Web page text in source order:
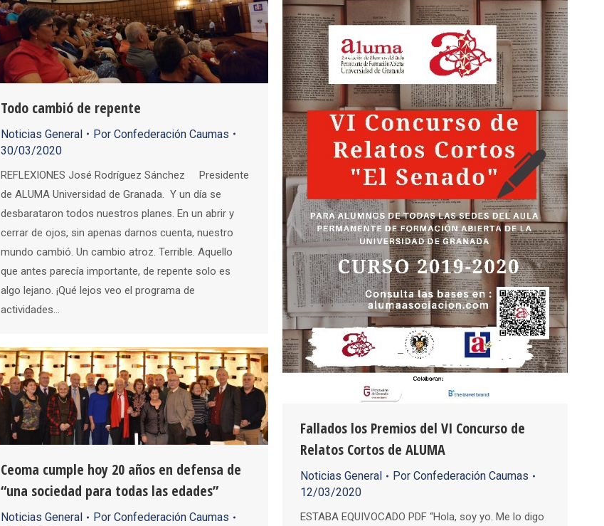
Todo cambió de repente
Noticias General Por Confederación Caumas
30/03/2020
REFLEXIONES José Rodríguez Sánchez Presidente
de ALUMA Universidad de Granada. Y un día se
desbarataron todos nuestros planes. En un abrir y
cerrar de ojos, sin apenas darnos cuenta, nuestro
mundo cambió. Un cambio atroz. Terrible. Aquello
que antes parecía importante, de repente solo es
algo lejano. ¡Qué lejos veo el programa de
actividades…
Fallados los Premios del VI Concurso de
Relatos Cortos de ALUMA
Noticias General Por Confederación Caumas
12/03/2020
ESTABA EQUIVOCADO PDF “Hola, soy yo. Me lo digo
Ceoma cumple hoy 20 años en defensa de
“una sociedad para todas las edades”
Noticias General Por Confederación Caumas